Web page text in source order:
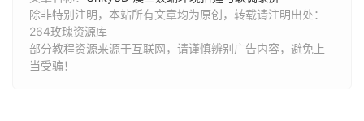
除非特别注明，本站所有文章均为原创，转载请注明出处：
264玫瑰资源库
部分教程资源来源于互联网，请谨慎辨别广告内容，避免上
当受骗！